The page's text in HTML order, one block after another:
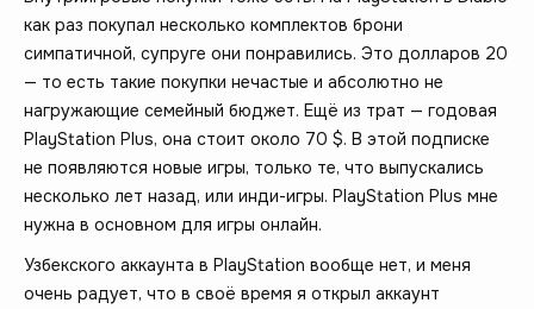
как раз покупал несколько комплектов брони
симпатичной, супруге они понравились. Это долларов 20
— то есть такие покупки нечастые и абсолютно не
нагружающие семейный бюджет. Ещё из трат — годовая
PlayStation Plus, она стоит около 70 $. В этой подписке
не появляются новые игры, только те, что выпускались
несколько лет назад, или инди-игры. PlayStation Plus мне
нужна в основном для игры онлайн.
Узбекского аккаунта в PlayStation вообще нет, и меня
очень радует, что в своё время я открыл аккаунт